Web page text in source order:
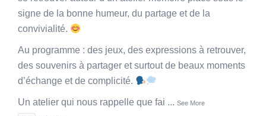
signe de la bonne humeur, du partage et de la
convivialité.
Au programme : des jeux, des expressions à retrouver,
des souvenirs à partager et surtout de beaux moments
d’échange et de complicité.
Un atelier qui nous rappelle que fai ... See More